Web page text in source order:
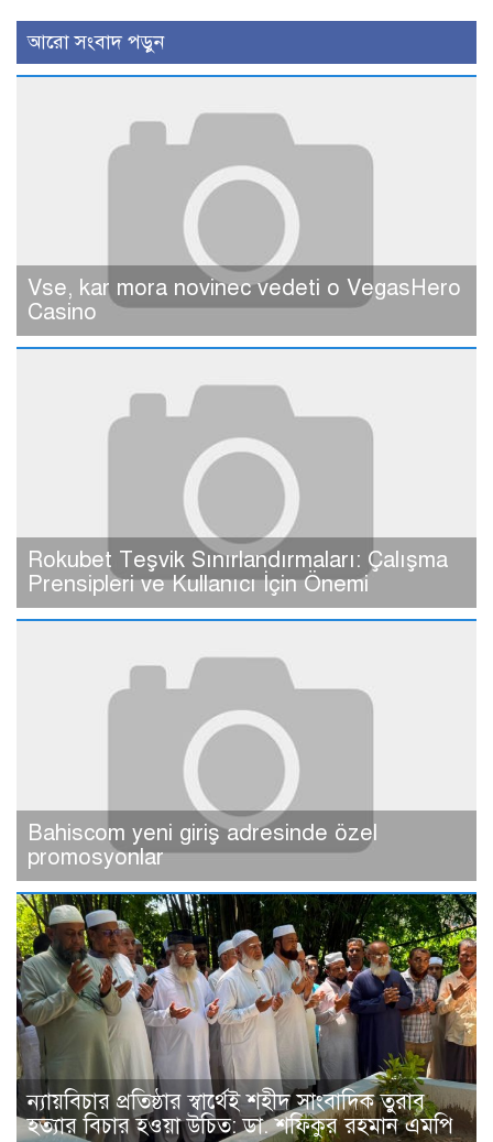
আরো সংবাদ পড়ুন
Vse, kar mora novinec vedeti o VegasHero
Casino
Rokubet Teşvik Sınırlandırmaları: Çalışma
Prensipleri ve Kullanıcı İçin Önemi
Bahiscom yeni giriş adresinde özel
promosyonlar
ন্যায়বিচার প্রতিষ্ঠার স্বার্থেই শহীদ সাংবাদিক তুরাব
হত্যার বিচার হওয়া উচিত: ডা. শফিকুর রহমান এমপি